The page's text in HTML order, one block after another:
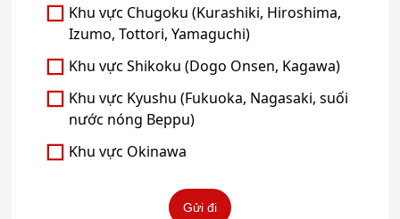
Khu vực Chugoku (Kurashiki, Hiroshima,
Izumo, Tottori, Yamaguchi)
Khu vực Shikoku (Dogo Onsen, Kagawa)
Khu vực Kyushu (Fukuoka, Nagasaki, suối
nước nóng Beppu)
Khu vực Okinawa